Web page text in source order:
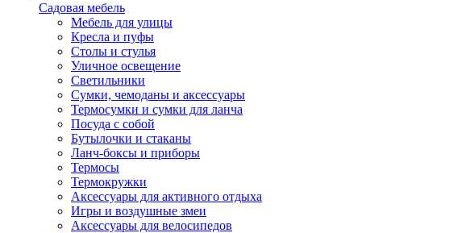
Садовая мебель
Мебель для улицы
Кресла и пуфы
Столы и стулья
Уличное освещение
Светильники
Сумки, чемоданы и аксессуары
Термосумки и сумки для ланча
Посуда с собой
Бутылочки и стаканы
Ланч-боксы и приборы
Термосы
Термокружки
Аксессуары для активного отдыха
Игры и воздушные змеи
Аксессуары для велосипедов